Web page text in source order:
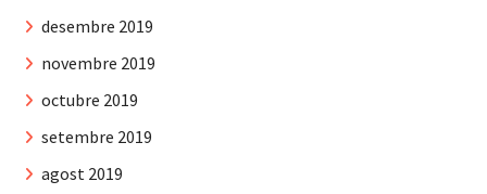
desembre 2019
novembre 2019
octubre 2019
setembre 2019
agost 2019